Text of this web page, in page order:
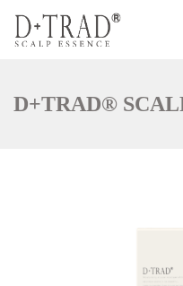
コ
テ
D+TRAD®